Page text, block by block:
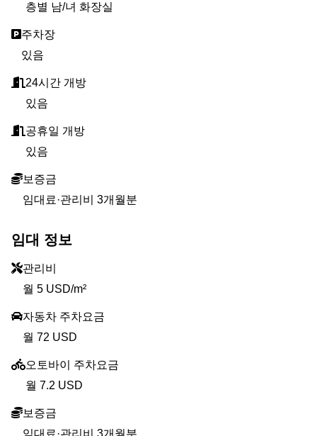
층별 남/녀 화장실
주차장
있음
24시간 개방
있음
공휴일 개방
있음
보증금
임대료·관리비 3개월분
임대 정보
관리비
월 5 USD/m²
자동차 주차요금
월 72 USD
오토바이 주차요금
월 7.2 USD
보증금
임대료·관리비 3개월분